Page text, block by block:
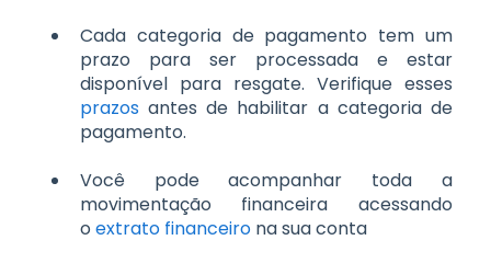
Cada categoria de pagamento tem um
prazo para ser processada e estar
disponível para resgate. Verifique esses
prazos antes de habilitar a categoria de
pagamento.
Você pode acompanhar toda a
movimentação financeira acessando
o extrato financeiro na sua conta